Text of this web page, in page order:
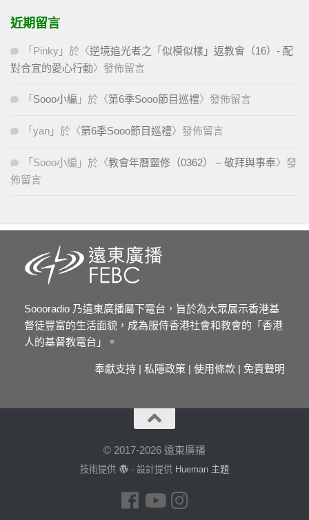
近期留言
「 Pinky 」於〈逆境追光者之「似模似樣」返教會（16）- 配
對合宜的愛心行動〉發佈留言
「 Sooo小編 」於〈第6季Sooo節目巡禮〉發佈留言
「 yan 」於〈第6季Sooo節目巡禮〉發佈留言
「 Sooo小編 」於〈教會年曆靈修（0362） – 敬拜與事奉〉發
佈留言
Soooradio 乃遠東廣播屬下電台，旨於為大眾展示香港基
督徒豐富的生活面貌，成為服侍香港社會和教會的「香港
人的基督教電台」。
奉獻支持 | 私隱政策 | 使用條款 | 免責聲明
© 2017-2026 遠東廣播
技術提供 - 設計提供 Hueman 主題